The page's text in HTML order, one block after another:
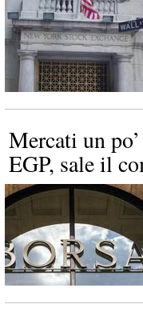
Mercati un
EGP, sale il